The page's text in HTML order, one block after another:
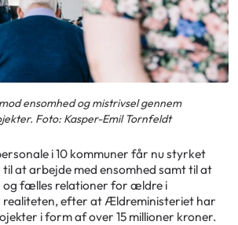
ensomhed og mistrivsel gennem
Foto: Kasper-Emil Tornfeldt
i 10 kommuner får nu styrket
at arbejde med ensomhed samt til at
og fælles relationer for ældre i
efter at Ældreministeriet har
i form af over 15 millioner kroner.